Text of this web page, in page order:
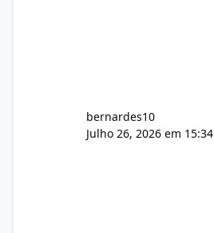
bernardes10
Julho 26, 2026 em 15:34